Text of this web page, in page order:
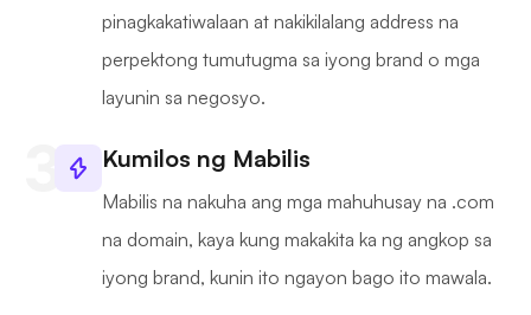
pinagkakatiwalaan at nakikilalang address na
perpektong tumutugma sa iyong brand o mga
layunin sa negosyo.
Kumilos ng Mabilis
Mabilis na nakuha ang mga mahuhusay na .com
na domain, kaya kung makakita ka ng angkop sa
iyong brand, kunin ito ngayon bago ito mawala.